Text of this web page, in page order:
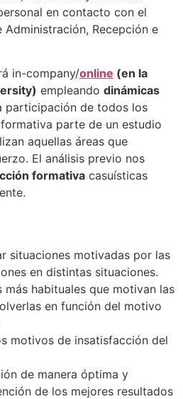
en contacto con el
Recepción e
in-company/online (en la
empleando dinámicas
participación de todos los
parte de un estudio
aquellas áreas que
El análisis previo nos
formativa casuísticas
situaciones motivadas por las
en distintas situaciones.
más habituales que motivan las
en función del motivo
motivos de insatisfacción del
de manera óptima y
de los mejores resultados